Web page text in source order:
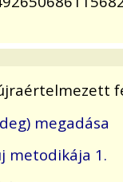
megadása
metodikája 1.